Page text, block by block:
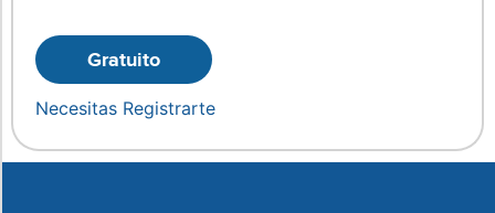
Gratuito
Necesitas Registrarte